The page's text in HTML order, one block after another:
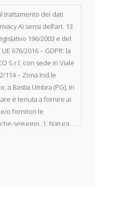
trattamento dei dati
Ai sensi dell’art. 13
196/2003 e del
676/2016 – GDPR: la
S.r.l. con sede in Viale
114 – Zona Ind.le
a Bastia Umbra (PG), in
è tenuta a fornire ai
o fornitori le
seguono. 1. Natura
Costituiscono
i Suoi dati